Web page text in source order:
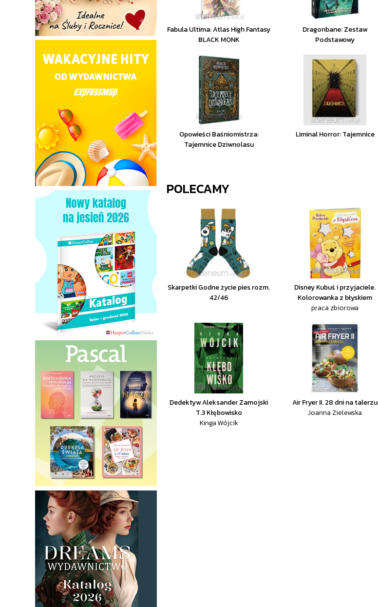
Fabula Ultima: Atlas High Fantasy
BLACK MONK
Dragonbane: Zestaw
Podstawowy
Opowieści Baśniomistrza:
Tajemnice Dziwnolasu
Liminal Horror: Tajemnice
POLECAMY
Skarpetki Godne życie pies rozm.
42/46
Disney Kubuś i przyjaciele.
Kolorowanka z błyskiem
praca zbiorowa
Dedektyw Aleksander Zamojski
T.3 Kłębowisko
Kinga Wójcik
Air Fryer II. 28 dni na talerzu
Joanna Zielewska